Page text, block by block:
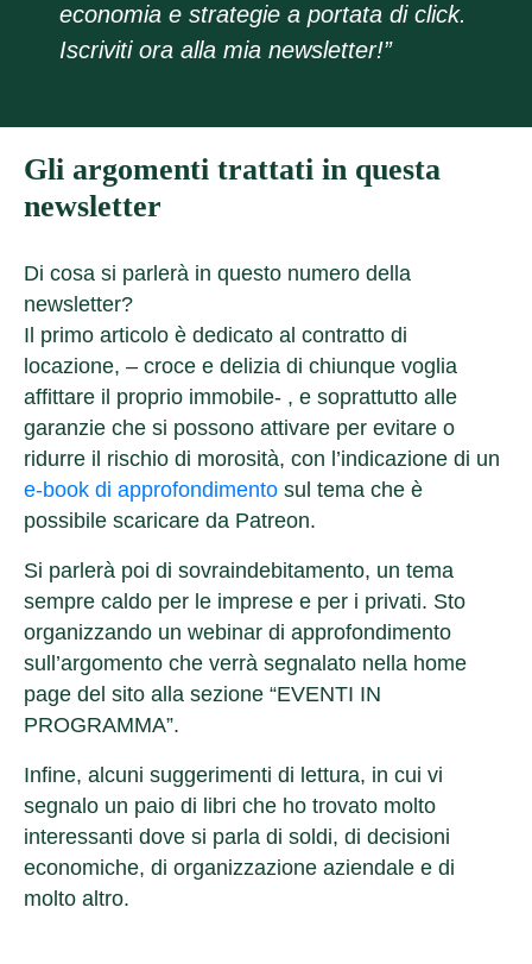
economia e strategie a portata di click.
Iscriviti ora alla mia newsletter!”
Gli argomenti trattati in questa
newsletter
Di cosa si parlerà in questo numero della
newsletter?
Il primo articolo è dedicato al contratto di
locazione, – croce e delizia di chiunque voglia
affittare il proprio immobile- , e soprattutto alle
garanzie che si possono attivare per evitare o
ridurre il rischio di morosità, con l’indicazione di un
e-book di approfondimento sul tema che è
possibile scaricare da Patreon.
Si parlerà poi di sovraindebitamento, un tema
sempre caldo per le imprese e per i privati. Sto
organizzando un webinar di approfondimento
sull’argomento che verrà segnalato nella home
page del sito alla sezione “EVENTI IN
PROGRAMMA”.
Infine, alcuni suggerimenti di lettura, in cui vi
segnalo un paio di libri che ho trovato molto
interessanti dove si parla di soldi, di decisioni
economiche, di organizzazione aziendale e di
molto altro.